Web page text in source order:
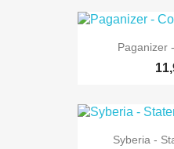
Paganizer
Syberia -